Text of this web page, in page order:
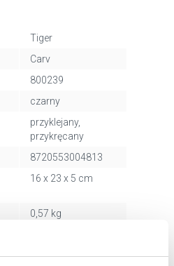
Tiger
Carv
800239
czarny
przyklejany,
przykręcany
8720553004813
16 x 23 x 5 cm
0,57 kg